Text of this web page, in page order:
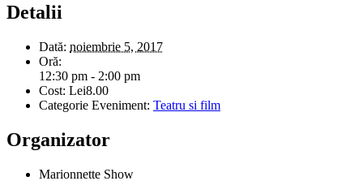
Detalii
Dată: noiembrie 5, 2017
Oră:
12:30 pm - 2:00 pm
Cost: Lei8.00
Categorie Eveniment: Teatru si film
Organizator
Marionnette Show